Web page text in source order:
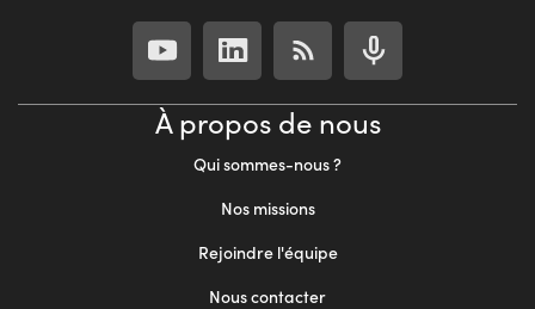
À propos de nous
Qui sommes-nous ?
Nos missions
Rejoindre l'équipe
Nous contacter